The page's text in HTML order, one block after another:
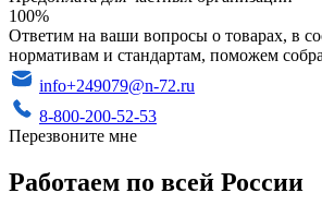
100%
Ответим на ваши вопросы о товарах, в
нормативам и стандартам, поможем
info+249079@n-72.ru
8-800-200-52-53
Перезвоните мне
Работаем по всей России